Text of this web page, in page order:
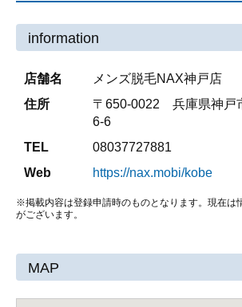
information
店舗名
メンズ脱毛NAX神戸店
住所
〒650-0022 兵庫県神戸
6-6
TEL
08037727881
Web
https://nax.mobi/kobe
※掲載内容は登録申請時のものとなります。現在は
がございます。
MAP